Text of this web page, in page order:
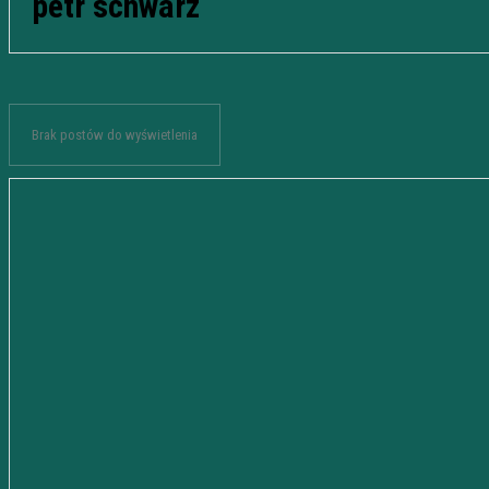
Brak postów do wyświetlenia